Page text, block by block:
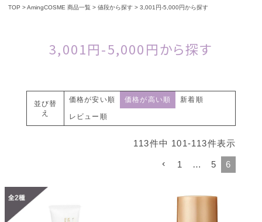
TOP AmingCOSME 商品一覧 値段から探す 3,001円-5,000円から探す
3,001円-5,000円から探す
並び替
え
価格が安い順 価格が高い順 新着順
レビュー順
113件中 101-113件表示
1 … 5 6